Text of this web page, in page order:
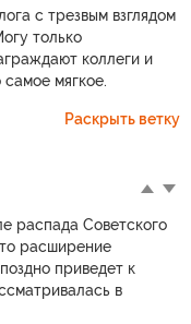
с трезвым взглядом
только
коллеги и
мягкое.
Раскрыть ветку
распада Советского
расширение
приведет к
в